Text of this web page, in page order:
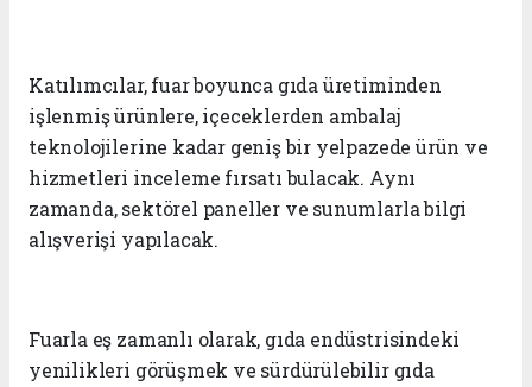
Katılımcılar, fuar boyunca gıda üretiminden
işlenmiş ürünlere, içeceklerden ambalaj
teknolojilerine kadar geniş bir yelpazede ürün ve
hizmetleri inceleme fırsatı bulacak. Aynı
zamanda, sektörel paneller ve sunumlarla bilgi
alışverişi yapılacak.
Fuarla eş zamanlı olarak, gıda endüstrisindeki
yenilikleri görüşmek ve sürdürülebilir gıda